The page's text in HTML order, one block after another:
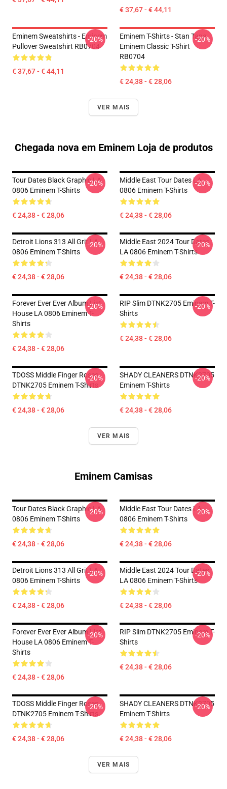
€ 37,67 - € 44,11
Eminem Sweatshirts - Eminem
Pullover Sweatshirt RB0704
€ 37,67 - € 44,11
-20%
Eminem T-Shirts - Stan Tape
Eminem Classic T-Shirt
RB0704
€ 24,38 - € 28,06
-20%
VER MAIS
Chegada nova em Eminem Loja de produtos
Tour Dates Black Graphic LA
0806 Eminem T-Shirts
€ 24,38 - € 28,06
-20%
Middle East Tour Dates LA
0806 Eminem T-Shirts
€ 24,38 - € 28,06
-20%
Detroit Lions 313 All Grit LA
0806 Eminem T-Shirts
€ 24,38 - € 28,06
-20%
Middle East 2024 Tour Dates
LA 0806 Eminem T-Shirts
€ 24,38 - € 28,06
-20%
Forever Ever Ever Album List
House LA 0806 Eminem T-
Shirts
€ 24,38 - € 28,06
-20%
RIP Slim DTNK2705 Eminem T-
Shirts
€ 24,38 - € 28,06
-20%
TDOSS Middle Finger Roses
DTNK2705 Eminem T-Shirts
€ 24,38 - € 28,06
-20%
SHADY CLEANERS DTNK2705
Eminem T-Shirts
€ 24,38 - € 28,06
-20%
VER MAIS
Eminem Camisas
Tour Dates Black Graphic LA
0806 Eminem T-Shirts
€ 24,38 - € 28,06
-20%
Middle East Tour Dates LA
0806 Eminem T-Shirts
€ 24,38 - € 28,06
-20%
Detroit Lions 313 All Grit LA
0806 Eminem T-Shirts
€ 24,38 - € 28,06
-20%
Middle East 2024 Tour Dates
LA 0806 Eminem T-Shirts
€ 24,38 - € 28,06
-20%
Forever Ever Ever Album List
House LA 0806 Eminem T-
Shirts
€ 24,38 - € 28,06
-20%
RIP Slim DTNK2705 Eminem T-
Shirts
€ 24,38 - € 28,06
-20%
TDOSS Middle Finger Roses
DTNK2705 Eminem T-Shirts
€ 24,38 - € 28,06
-20%
SHADY CLEANERS DTNK2705
Eminem T-Shirts
€ 24,38 - € 28,06
-20%
VER MAIS